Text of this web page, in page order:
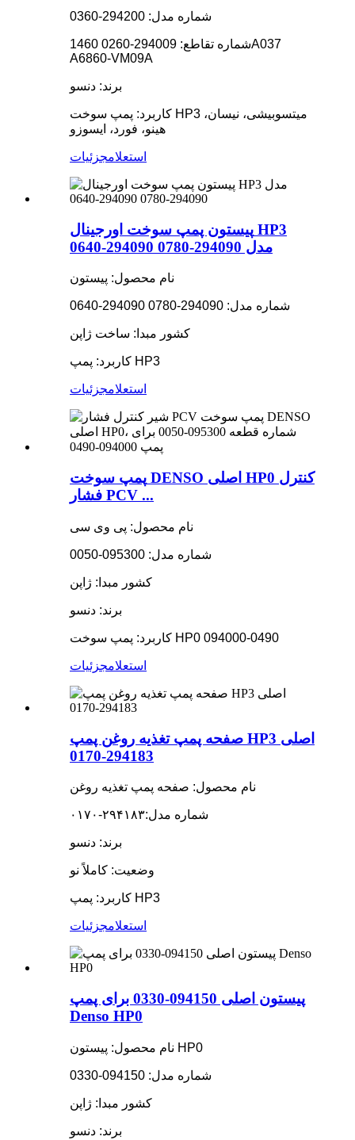
شماره مدل: 294200-0360
شماره تقاطع: 294009-0260 1460A037
A6860-VM09A
برند: دنسو
کاربرد: پمپ سوخت HP3 میتسوبیشی، نیسان،
هینو، فورد، ایسوزو
استعلامجزئیات
پیستون پمپ سوخت اورجینال HP3
مدل 294090-0780 294090-0640
نام محصول: پیستون
شماره مدل: 294090-0780 294090-0640
کشور مبدا: ساخت ژاپن
کاربرد: پمپ HP3
استعلامجزئیات
پمپ سوخت DENSO اصلی HP0 کنترل
فشار PCV ...
نام محصول: پی وی سی
شماره مدل: 095300-0050
کشور مبدا: ژاپن
برند: دنسو
کاربرد: پمپ سوخت HP0 094000-0490
استعلامجزئیات
صفحه پمپ تغذیه روغن پمپ HP3 اصلی
294183-0170
نام محصول: صفحه پمپ تغذیه روغن
شماره مدل:۲۹۴۱۸۳-۰۱۷۰
برند: دنسو
وضعیت: کاملاً نو
کاربرد: پمپ HP3
استعلامجزئیات
پیستون اصلی 094150-0330 برای پمپ
Denso HP0
نام محصول: پیستون HP0
شماره مدل: 094150-0330
کشور مبدا: ژاپن
برند: دنسو